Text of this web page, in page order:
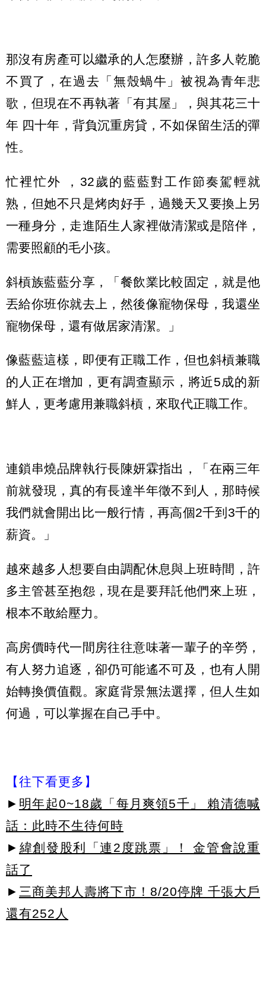
那沒有房產可以繼承的人怎麼辦，許多人乾脆
不買了，在過去「無殼蝸牛」被視為青年悲
歌，但現在不再執著「有其屋」，與其花三十
年 四十年，背負沉重房貸，不如保留生活的彈
性。
忙裡忙外 ，32歲的藍藍對工作節奏駕輕就
熟，但她不只是烤肉好手，過幾天又要換上另
一種身分，走進陌生人家裡做清潔或是陪伴，
需要照顧的毛小孩。
斜槓族藍藍分享，「餐飲業比較固定，就是他
丟給你班你就去上，然後像寵物保母，我還坐
寵物保母，還有做居家清潔。」
像藍藍這樣，即便有正職工作，但也斜槓兼職
的人正在增加，更有調查顯示，將近5成的新
鮮人，更考慮用兼職斜槓，來取代正職工作。
連鎖串燒品牌執行長陳妍霖指出，「在兩三年
前就發現，真的有長達半年徵不到人，那時候
我們就會開出比一般行情，再高個2千到3千的
薪資。」
越來越多人想要自由調配休息與上班時間，許
多主管甚至抱怨，現在是要拜託他們來上班，
根本不敢給壓力。
高房價時代一間房往往意味著一輩子的辛勞，
有人努力追逐，卻仍可能遙不可及，也有人開
始轉換價值觀。家庭背景無法選擇，但人生如
何過，可以掌握在自己手中。
【往下看更多】
► 明年起0~18歲「每月爽領5千」 賴清德喊
話：此時不生待何時
► 緯創發股利「連2度跳票」！ 金管會說重
話了
► 三商美邦人壽將下市！8/20停牌 千張大戶
還有252人